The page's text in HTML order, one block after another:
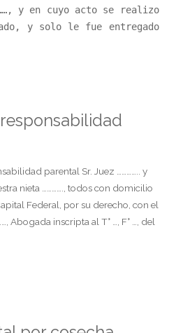
y en cuyo acto se realizo
y solo le fue entregado
parental Sr. Juez ………….. y
nieta …………., todos con domicilio
Federal, por su derecho, con el
Abogada inscripta al T° …, F° …, del